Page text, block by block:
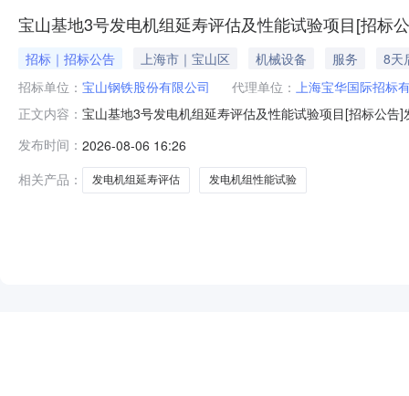
宝山基地3号发电机组延寿评估及性能试验项目[招标
招标｜招标公告 上海市｜宝山区 机械设备 服务
8天
招标单位： 宝山钢铁股份有限公司 代理单位： 上海宝华国际招标
正文内容： 宝山基地3号发电机组延寿评估及性能试验项目[招标公
况与招标范围2.1项目地点：上海市宝山区富锦路宝山基
围：1）对
发布时间： 2026-08-06 16:26
相关产品：
发电机组延寿评估 发电机组性能试验